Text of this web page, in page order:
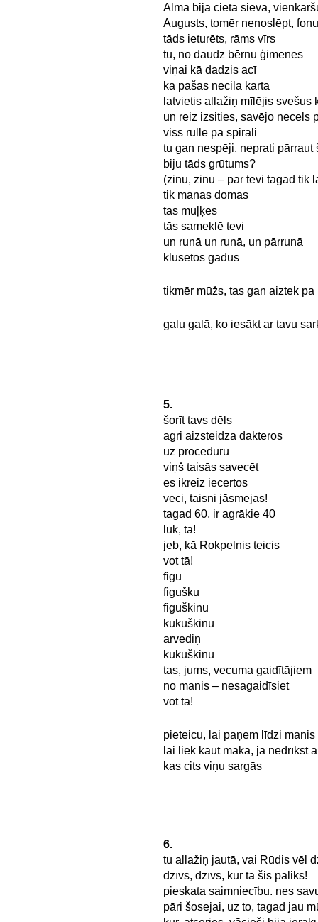
Alma bija cieta sieva,
Augusts, tomēr nenoslēpt,
tāds ieturēts, rāms vīrs
tu, no daudz bērnu ģimenes
viņai kā dadzis acī
kā pašas necilā kārta
latvietis allažiņ mīlējis svešus
un reiz izsities, savējo necels
viss rullē pa spirāli
tu gan nespēji, neprati pārraut
biju tāds grūtums?
(zinu, zinu – par tevi tagad tik
tik manas domas
tās muļķes
tās sameklē tevi
un runā un runā, un pārrunā
klusētos gadus
tikmēr mūžs, tas gan aiztek
galu galā, ko iesākt ar tavu
5.
šorīt tavs dēls
agri aizsteidza dakteros
uz procedūru
viņš taisās savecēt
es ikreiz iecērtos
veci, taisni jāsmejas!
tagad 60, ir agrākie 40
lūk, tā!
jeb, kā Rokpelnis teicis
vot tā!
figu
figušku
figuškinu
kukuškinu
arvediņ
kukuškinu
tas, jums, vecuma gaidītājiem
no manis – nesagaidīsiet
vot tā!
pieteicu, lai paņem līdzi
lai liek kaut makā, ja nedrīkst
kas cits viņu sargās
6.
tu allažiņ jautā, vai Rūdis vēl
dzīvs, dzīvs, kur ta šis paliks!
pieskata saimniecību. nes
pāri šosejai, uz to, tagad jau